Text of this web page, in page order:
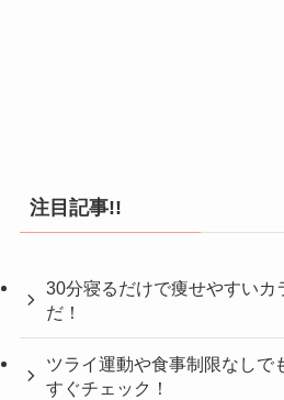
注目記事!!
30分寝るだけで痩せやすいカ
だ！
ツライ運動や食事制限なしで
すぐチェック！